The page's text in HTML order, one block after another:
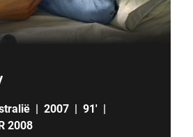
| 2007 | 91' |
2008